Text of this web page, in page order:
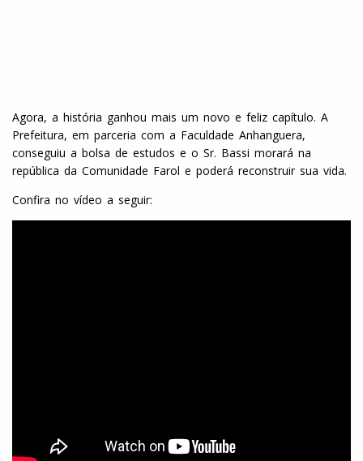
Agora, a história ganhou mais um novo e feliz capítulo. A
Prefeitura, em parceria com a Faculdade Anhanguera,
conseguiu a bolsa de estudos e o Sr. Bassi morará na
república da Comunidade Farol e poderá reconstruir sua vida.
Confira no vídeo a seguir: